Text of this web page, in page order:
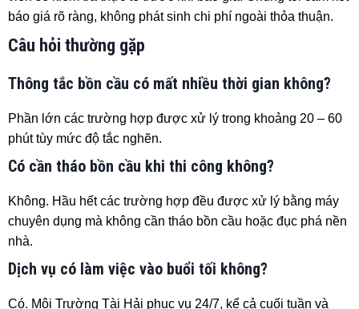
báo giá rõ ràng, không phát sinh chi phí ngoài thỏa thuận.
Câu hỏi thường gặp
Thông tắc bồn cầu có mất nhiều thời gian không?
Phần lớn các trường hợp được xử lý trong khoảng 20 – 60
phút tùy mức độ tắc nghẽn.
Có cần tháo bồn cầu khi thi công không?
Không. Hầu hết các trường hợp đều được xử lý bằng máy
chuyên dụng mà không cần tháo bồn cầu hoặc đục phá nền
nhà.
Dịch vụ có làm việc vào buổi tối không?
Có. Môi Trường Tài Hải phục vụ 24/7, kể cả cuối tuần và